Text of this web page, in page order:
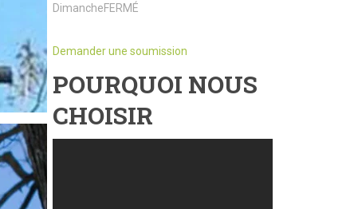
DimancheFERMÉ
Demander une soumission
POURQUOI NOUS
CHOISIR